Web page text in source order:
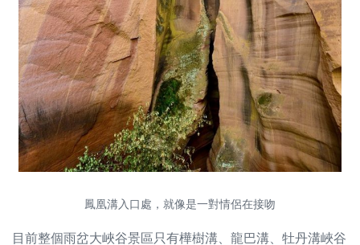
鳳凰溝入口處，就像是一對情侶在接吻
目前整個雨岔大峽谷景區只有樺樹溝、龍巴溝、牡丹溝峽谷